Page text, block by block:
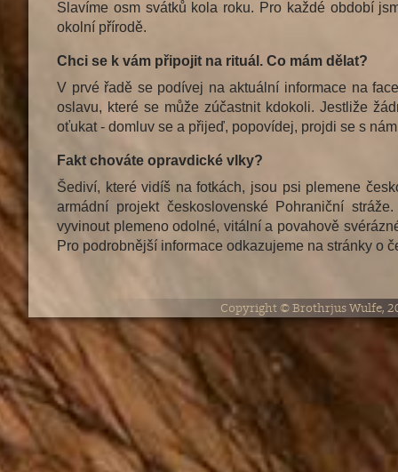
Slavíme osm svátků kola roku. Pro každé období
okolní přírodě.
Chci se k vám připojit na rituál. Co mám dělat?
V prvé řadě se podívej na aktuální informace na
oslavu, které se může zúčastnit kdokoli. Jestliže
oťukat - domluv se a přijeď, popovídej, projdi se s
Fakt chováte opravdické vlky?
Šediví, které vidíš na fotkách, jsou psi plemene
armádní projekt československé Pohraniční
vyvinout plemeno odolné, vitální a povahově
Pro podrobnější informace odkazujeme na stránky o
Copyright © Brothrjus Wulfe,